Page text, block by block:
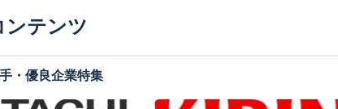
ンテンツ
・優良企業特集